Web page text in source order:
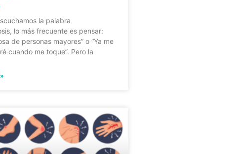
la palabra
lo más frecuente es pensar:
de personas mayores” o “Ya me
cuando me toque”. Pero la